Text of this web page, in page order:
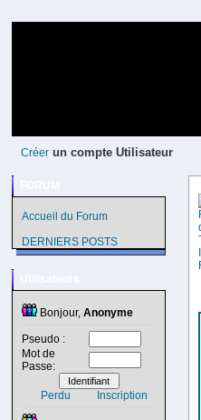
Créer un compte Utilisateur
Accueil du Forum
DERNIERS POSTS
Bonjour, Anonyme
Pseudo :
Mot de
Passe:
Perdu Inscription